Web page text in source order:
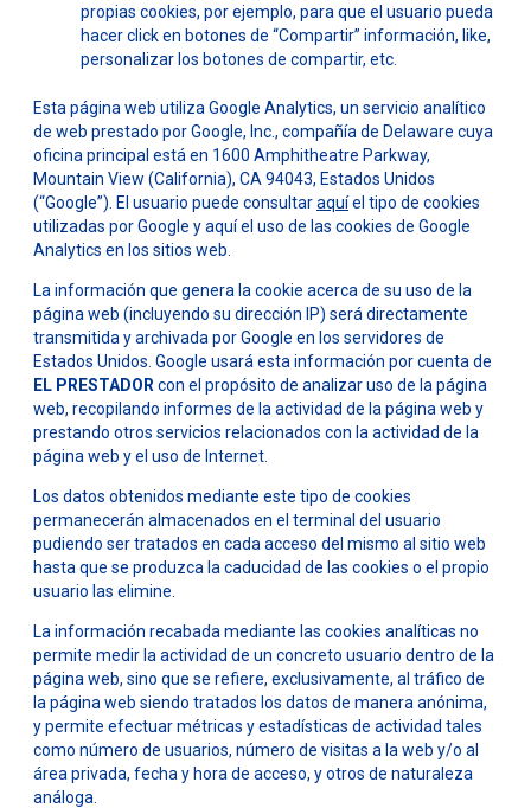
propias cookies, por ejemplo, para que el usuario pueda
hacer click en botones de “Compartir” información, like,
personalizar los botones de compartir, etc.
Esta página web utiliza Google Analytics, un servicio analítico
de web prestado por Google, Inc., compañía de Delaware cuya
oficina principal está en 1600 Amphitheatre Parkway,
Mountain View (California), CA 94043, Estados Unidos
(“Google”). El usuario puede consultaraquíel tipo de cookies
utilizadas por Google y aquí el uso de las cookies de Google
Analytics en los sitios web.
La información que genera la cookie acerca de su uso de la
página web (incluyendo su dirección IP) será directamente
transmitida y archivada por Google en los servidores de
Estados Unidos. Google usará esta información por cuenta de
EL PRESTADORcon el propósito de analizar uso de la página
web, recopilando informes de la actividad de la página web y
prestando otros servicios relacionados con la actividad de la
página web y el uso de Internet.
Los datos obtenidos mediante este tipo de cookies
permanecerán almacenados en el terminal del usuario
pudiendo ser tratados en cada acceso del mismo al sitio web
hasta que se produzca la caducidad de las cookies o el propio
usuario las elimine.
La información recabada mediante las cookies analíticas no
permite medir la actividad de un concreto usuario dentro de la
página web, sino que se refiere, exclusivamente, al tráfico de
la página web siendo tratados los datos de manera anónima,
y permite efectuar métricas y estadísticas de actividad tales
como número de usuarios, número de visitas a la web y/o al
área privada, fecha y hora de acceso, y otros de naturaleza
análoga.